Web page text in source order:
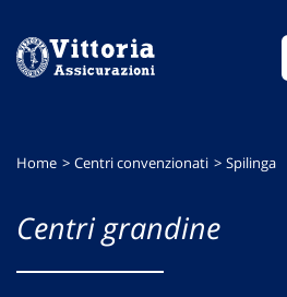
menu
contenuto
footer
Home Centri convenzionati Spilinga
Centri grandine